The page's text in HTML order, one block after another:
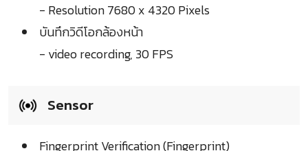
- Resolution 7680 x 4320 Pixels
บันทึกวิดีโอกล้องหน้า
- video recording, 30 FPS
Sensor
Fingerprint Verification (Fingerprint)